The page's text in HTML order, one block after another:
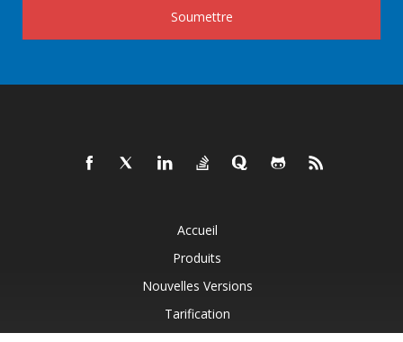
Soumettre
Accueil
Produits
Nouvelles Versions
Tarification